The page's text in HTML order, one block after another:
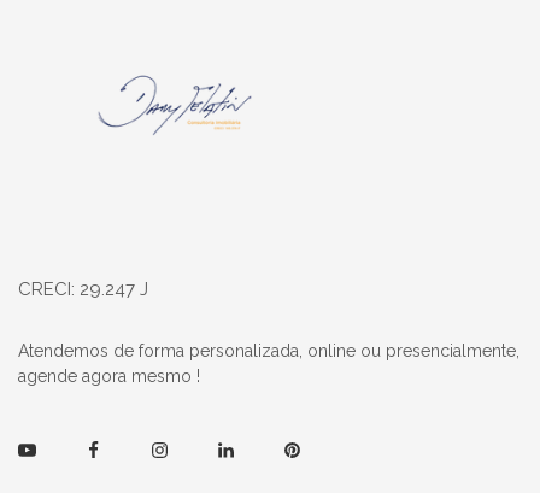
CRECI: 29.247 J
Atendemos de forma personalizada, online ou presencialmente,
agende agora mesmo !
YoutubeFacebookInstagramLinkedinPinterest